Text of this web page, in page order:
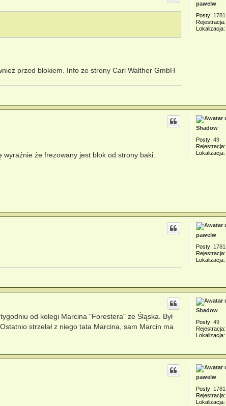
pawelw
Posty: 1781
Rejestracja:
Lokalizacja:
przed blokiem. Info ze strony Carl Walther GmbH
Shadow
Posty: 49
Rejestracja:
Lokalizacja:
że frezowany jest blok od strony baki.
pawelw
Posty: 1781
Rejestracja:
Lokalizacja:
Shadow
Posty: 49
Rejestracja:
Lokalizacja:
od kolegi Marcina "Forestera" ze Śląska. Był
strzelał z niego tata Marcina, sam Marcin ma
pawelw
Posty: 1781
Rejestracja:
Lokalizacja: